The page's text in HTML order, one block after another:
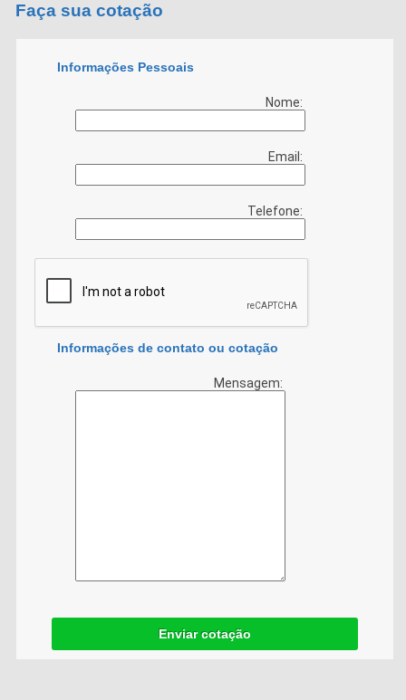
Faça sua cotação
Informações Pessoais
Nome:
Email:
Telefone:
Informações de contato ou cotação
Mensagem:
Enviar cotação